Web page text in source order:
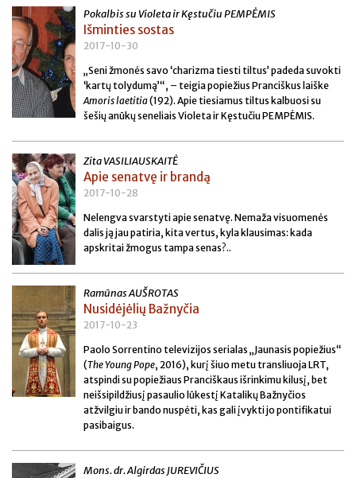
Pokalbis su Violeta ir Kęstučiu PEMPĖMIS
Išminties sostas
2017-10-30
„Seni žmonės savo ‘charizma tiesti tiltus’ padeda suvokti
‘kartų tolydumą’“, – teigia popiežius Pranciškus laiške
Amoris laetitia(192). Apie tiesiamus tiltus kalbuosi su
šešių anūkų seneliais Violeta ir Kęstučiu PEMPĖMIS.
Zita VASILIAUSKAITĖ
Apie senatvę ir brandą
2017-10-28
Nelengva svarstyti apie senatvę. Nemaža visuomenės
dalis ją jau patiria, kita vertus, kyla klausimas: kada
apskritai žmogus tampa senas?..
Ramūnas AUŠROTAS
Nusidėjėlių Bažnyčia
2017-10-23
Paolo Sorrentino televizijos serialas „Jaunasis popiežius“
(The Young Pope, 2016), kurį šiuo metu transliuoja LRT,
atspindi su popiežiaus Pranciškaus išrinkimu kilusį, bet
neišsipildžiusį pasaulio lūkestį Katalikų Bažnyčios
atžvilgiu ir bando nuspėti, kas gali įvykti jo pontifikatui
pasibaigus.
Mons. dr. Algirdas JUREVIČIUS